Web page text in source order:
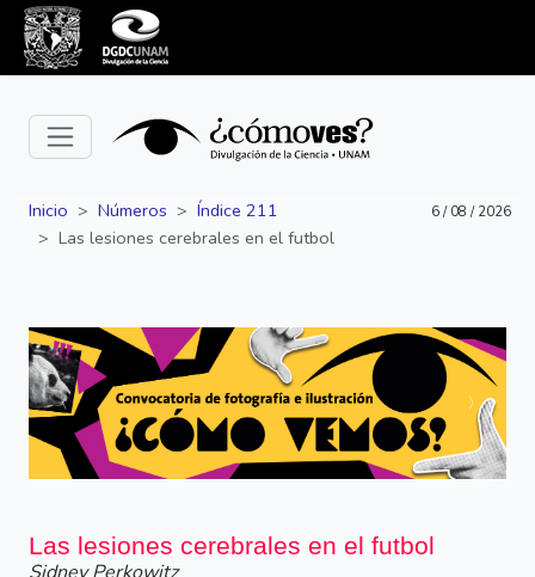
Inicio Números
Índice 211
Las lesiones cerebrales en el futbol
6 / 08 / 2026
Siguiente Anterior
Las lesiones cerebrales en el futbol